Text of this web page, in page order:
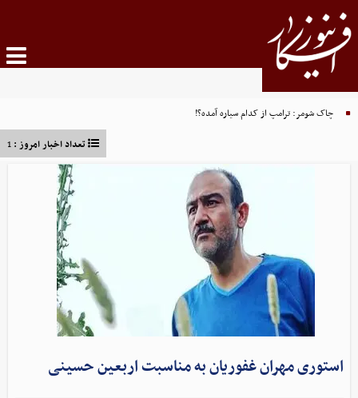
چاک شومر: ترامپ از کدام سیاره آمده؟!
تعداد اخبار امروز : 1
استوری مهران غفوریان به مناسبت اربعین حسینی